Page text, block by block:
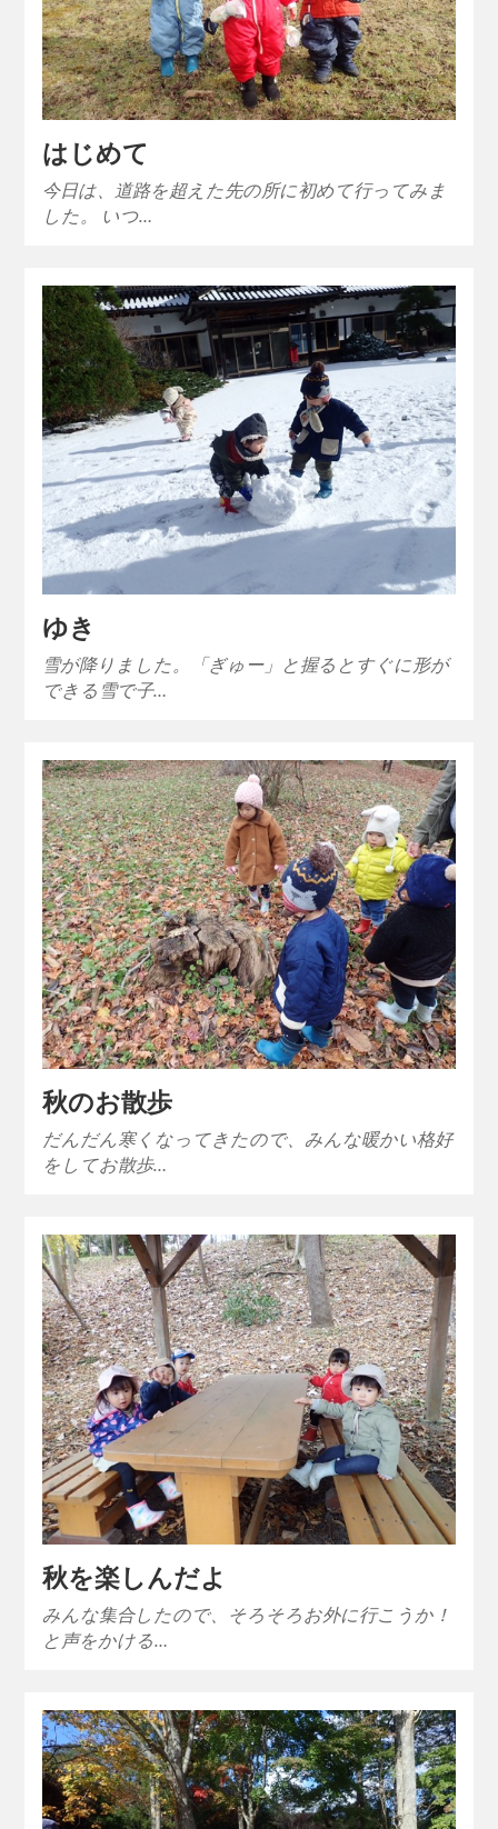
はじめて
今日は、道路を超えた先の所に初めて行ってみま
した。 いつ…
ゆき
雪が降りました。「ぎゅー」と握るとすぐに形が
できる雪で子…
秋のお散歩
だんだん寒くなってきたので、みんな暖かい格好
をしてお散歩…
秋を楽しんだよ
みんな集合したので、そろそろお外に行こうか！
と声をかける…